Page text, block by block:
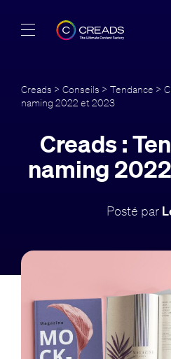
Offres
À propos
Guide
Creads > Conseils > Tendance >
naming 2022 et 2023
Creads :
naming
Posté par